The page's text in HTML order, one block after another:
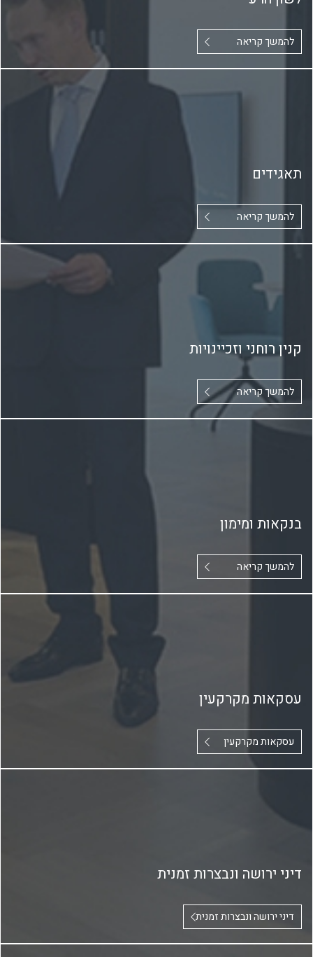
להמשך קריאה
תאגידים
להמשך קריאה
קנין רוחני וזכיינויות
להמשך קריאה
בנקאות ומימון
להמשך קריאה
עסקאות מקרקעין
עסקאות מקרקעין
דיני ירושה ונבצרות זמנית
דיני ירושה ונבצרות זמנית